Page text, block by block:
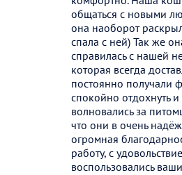
общаться с новыми
она наоборот
спала с ней) Так же
справилась с нашей
которая всегда
постоянно получали
спокойно отдохнуть
волновались за
что они в очень
огромная
работу, с
воспользовались